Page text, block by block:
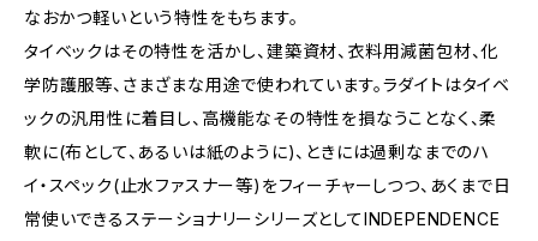
なおかつ軽いという特性をもちます。
タイベックはその特性を活かし、建築資材、衣料用減菌包材、化
学防護服等、さまざまな用途で使われています。ラダイトはタイベ
ックの汎用性に着目し、高機能なその特性を損なうことなく、柔
軟に(布として、あるいは紙のように)、ときには過剰なまでのハ
イ・スペック(止水ファスナー等)をフィーチャーしつつ、あくまで日
常使いできるステーショナリーシリーズとしてINDEPENDENCE